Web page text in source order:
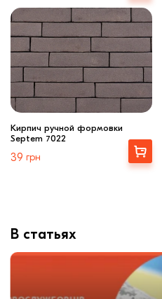
Кирпич ручной формовки
Septem 7022
39 грн
Выбрать
В статьях